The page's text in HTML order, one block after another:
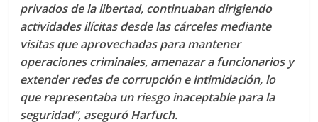
privados de la libertad, continuaban dirigiendo
actividades ilícitas desde las cárceles mediante
visitas que aprovechadas para mantener
operaciones criminales, amenazar a funcionarios y
extender redes de corrupción e intimidación, lo
que representaba un riesgo inaceptable para la
seguridad”, aseguró Harfuch.